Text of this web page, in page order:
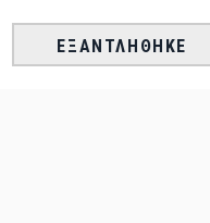
ΕΞΑΝΤΛΉΘΗΚΕ